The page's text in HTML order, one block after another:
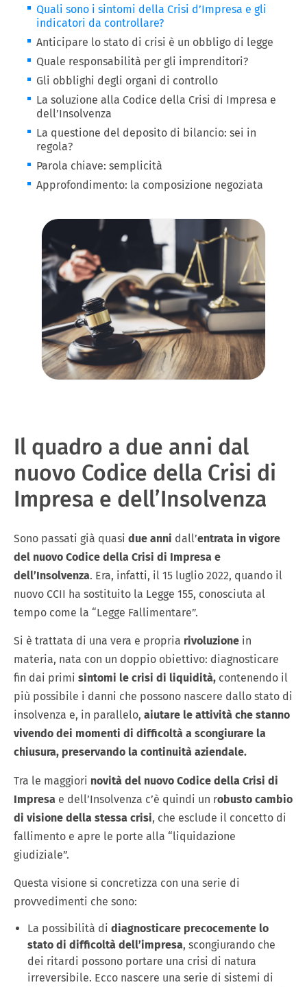
Il quadro a due anni dal
nuovo Codice della Crisi di
Impresa e dell’Insolvenza
Sono passati già quasi due anni dall’entrata in vigore
del nuovo Codice della Crisi di Impresa e
dell’Insolvenza. Era, infatti, il 15 luglio 2022, quando il
nuovo CCII ha sostituito la Legge 155, conosciuta al
tempo come la “Legge Fallimentare”.
Si è trattata di una vera e propria rivoluzione in
materia, nata con un doppio obiettivo: diagnosticare
fin dai primi sintomi le crisi di liquidità, contenendo il
più possibile i danni che possono nascere dallo stato di
insolvenza e, in parallelo, aiutare le attività che stanno
vivendo dei momenti di difficoltà a scongiurare la
chiusura, preservando la continuità aziendale.
Tra le maggiori novità del nuovo Codice della Crisi di
Impresa e dell’Insolvenza c’è quindi un robusto cambio
di visione della stessa crisi, che esclude il concetto di
fallimento e apre le porte alla “liquidazione
giudiziale”.
Questa visione si concretizza con una serie di
provvedimenti che sono:
La possibilità di diagnosticare precocemente lo
stato di difficoltà dell’impresa, scongiurando che
dei ritardi possono portare una crisi di natura
irreversibile. Ecco nascere una serie di sistemi di
Quali sono i sintomi della Crisi d’Impresa e gli
indicatori da controllare?
Anticipare lo stato di crisi è un obbligo di legge
Quale responsabilità per gli imprenditori?
Gli obblighi degli organi di controllo
La soluzione alla Codice della Crisi di Impresa e
dell’Insolvenza
La questione del deposito di bilancio: sei in
regola?
Parola chiave: semplicità
Approfondimento: la composizione negoziata